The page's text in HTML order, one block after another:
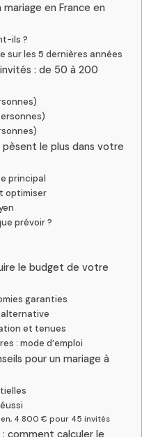
en France en
ils ?
sur les 5 dernières années
: de 50 à 200
le plus dans votre
principal
optimiser
prévoir ?
le budget de votre
garanties
et tenues
: mode d’emploi
pour un mariage à
4 800 € pour 45 invités
comment calculer le